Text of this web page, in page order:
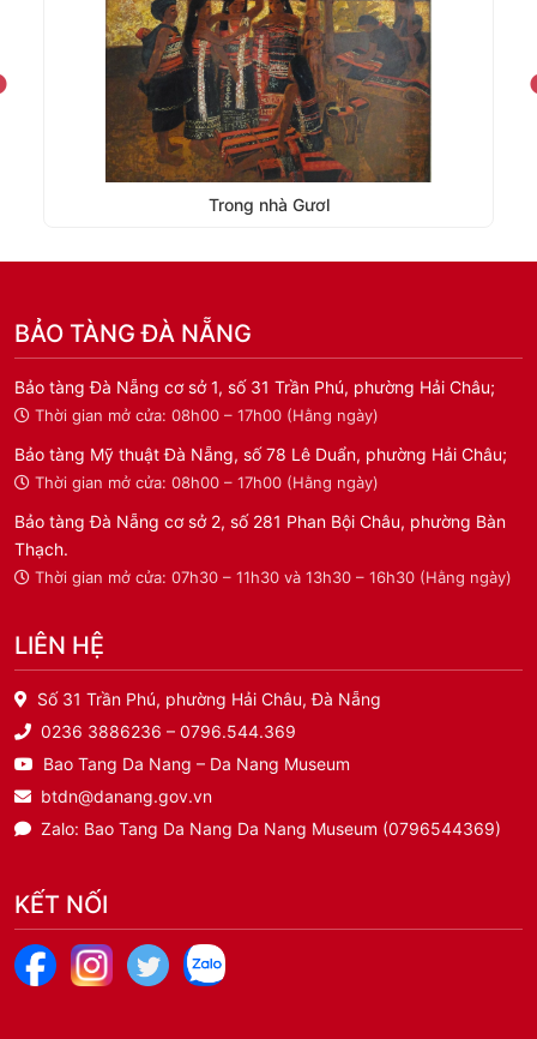
Trong nhà Gươl
BẢO TÀNG ĐÀ NẴNG
Bảo tàng Đà Nẵng cơ sở 1, số 31 Trần Phú, phường Hải Châu;
Thời gian mở cửa: 08h00 – 17h00 (Hằng ngày)
Bảo tàng Mỹ thuật Đà Nẵng, số 78 Lê Duẩn, phường Hải Châu;
Thời gian mở cửa: 08h00 – 17h00 (Hằng ngày)
Bảo tàng Đà Nẵng cơ sở 2, số 281 Phan Bội Châu, phường Bàn
Thạch.
Thời gian mở cửa: 07h30 – 11h30 và 13h30 – 16h30 (Hằng ngày)
LIÊN HỆ
Số 31 Trần Phú, phường Hải Châu, Đà Nẵng
0236 3886236 – 0796.544.369
Bao Tang Da Nang – Da Nang Museum
btdn@danang.gov.vn
Zalo: Bao Tang Da Nang Da Nang Museum (0796544369)
KẾT NỐI